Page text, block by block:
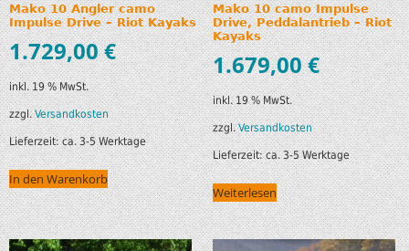
Mako 10 Angler camo
Impulse Drive – Riot Kayaks
1.729,00€
inkl. 19 % MwSt.
zzgl.Versandkosten
Lieferzeit:ca. 3-5 Werktage
In den Warenkorb
Mako 10 camo Impulse
Drive, Peddalantrieb – Riot
Kayaks
1.679,00€
inkl. 19 % MwSt.
zzgl.Versandkosten
Lieferzeit:ca. 3-5 Werktage
Weiterlesen